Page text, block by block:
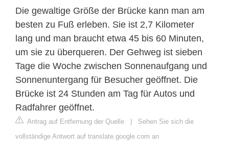
Die gewaltige Größe der Brücke kann man am
besten zu Fuß erleben. Sie ist 2,7 Kilometer
lang und man braucht etwa 45 bis 60 Minuten,
um sie zu überqueren. Der Gehweg ist sieben
Tage die Woche zwischen Sonnenaufgang und
Sonnenuntergang für Besucher geöffnet. Die
Brücke ist 24 Stunden am Tag für Autos und
Radfahrer geöffnet.
Antrag auf Entfernung der Quelle | Sehen Sie sich die
vollständige Antwort auf translate.google.com an